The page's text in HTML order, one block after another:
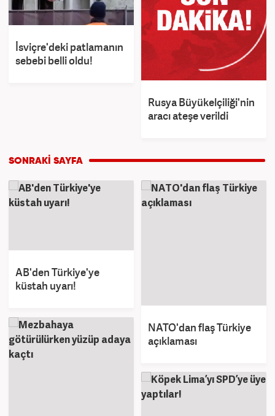
İsviçre'deki patlamanın
sebebi belli oldu!
Rusya Büyükelçiliği'nin
aracı ateşe verildi
AB'den Türkiye'ye
küstah uyarı!
NATO'dan flaş Türkiye
açıklaması